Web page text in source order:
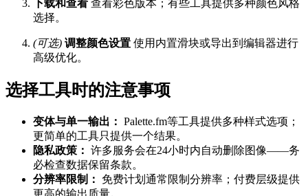
下载和查看 查看彩色版本；有些工具提供多种颜色风格
选择。
(可选) 调整颜色设置 使用内置滑块或导出到编辑器进行
高级优化。
选择工具时的注意事项
变体与单一输出： Palette.fm等工具提供多种样式选项；
更简单的工具只提供一个结果。
隐私政策： 许多服务会在24小时内自动删除图像——务
必检查数据保留条款。
分辨率限制：
免费计划通常限制分辨率；付费层级提供